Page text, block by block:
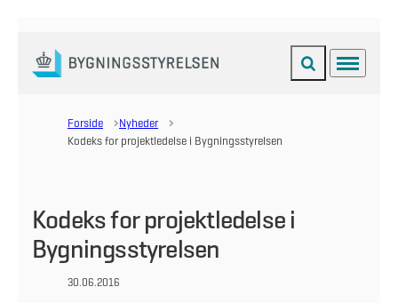
Gå til forsiden Fold søgefelt ud
Menu
Forside
Nyheder
Kodeks for projektledelse i Bygningsstyrelsen
Kodeks for projektledelse i
Bygningsstyrelsen
30.06.2016